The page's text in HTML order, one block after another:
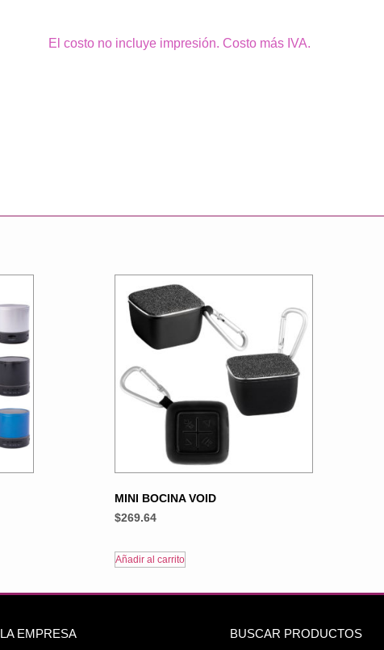
El costo no incluye impresión. Costo más IVA.
MINI BOCINA VOID
$269.64
Añadir al carrito
LA EMPRESA BUSCAR PRODUCTOS